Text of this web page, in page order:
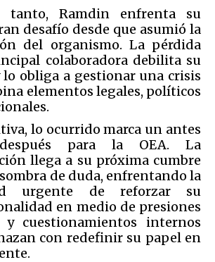
tanto, Ramdin enfrenta su
desafío desde que asumió la
del organismo. La pérdida
colaboradora debilita su
lo obliga a gestionar una crisis
elementos legales, políticos
lo ocurrido marca un antes
para la OEA. La
llega a su próxima cumbre
de duda, enfrentando la
urgente de reforzar su
en medio de presiones
y cuestionamientos internos
con redefinir su papel en